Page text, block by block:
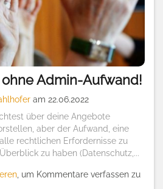
Admin-Aufwand!
am 22.06.2022
über deine Angebote
aber der Aufwand, eine
rechtlichen Erfordernisse zu
zu haben (Datenschutz,...
, um Kommentare verfassen zu